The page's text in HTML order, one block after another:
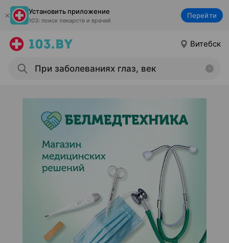
Установить приложение
103: поиск лекарств и врачей
Перейти
Витебск